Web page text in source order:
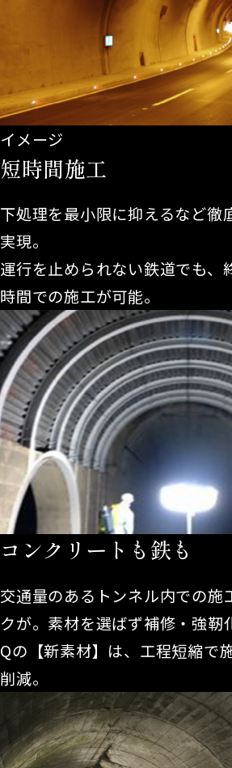
イメージ
短時間施工
下処理を最小限に抑えるなど徹
実現。
運行を止められない鉄道でも、
時間での施工が可能。
コンクリートも鉄も
交通量のあるトンネル内での施
クが。素材を選ばず補修・強靭
Qの【新素材】は、工程短縮で
削減。